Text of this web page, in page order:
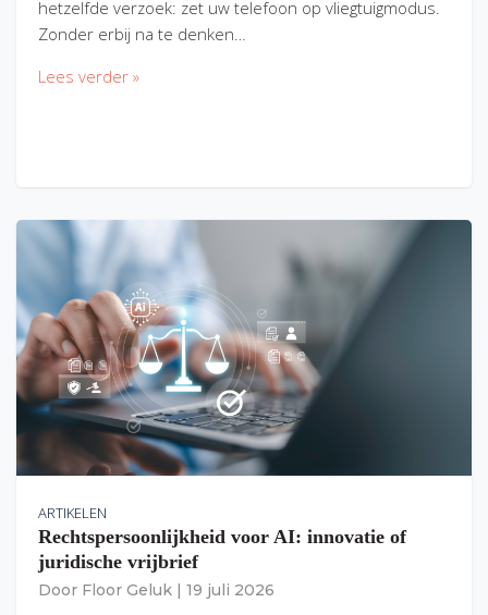
hetzelfde verzoek: zet uw telefoon op vliegtuigmodus.
Zonder erbij na te denken…
Lees verder »
ARTIKELEN
Rechtspersoonlijkheid voor AI: innovatie of
juridische vrijbrief
Door Floor Geluk 19 juli 2026